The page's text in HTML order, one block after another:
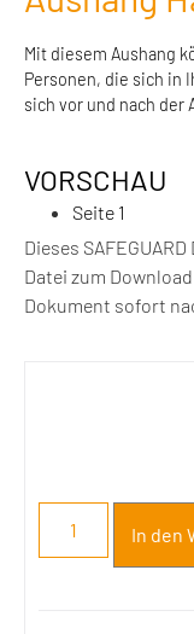
Mit diesem Aushang
Personen, die sich in
sich vor und nach der
VORSCHAU
Seite 1
Dieses
Datei zum
Dokument sofort
In den